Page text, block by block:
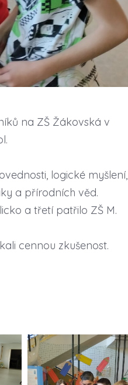
na ZŠ Žákovská v
logické myšlení,
a přírodních věd.
a třetí patřilo ZŠ M.
cennou zkušenost.